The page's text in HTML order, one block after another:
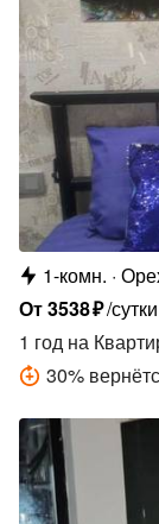
1-комн.
От3538₽/сутки
1 год на
30%